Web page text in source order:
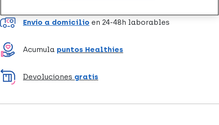
Envío a domicilio en 24-48h laborables
Acumula puntos Healthies
Devoluciones gratis